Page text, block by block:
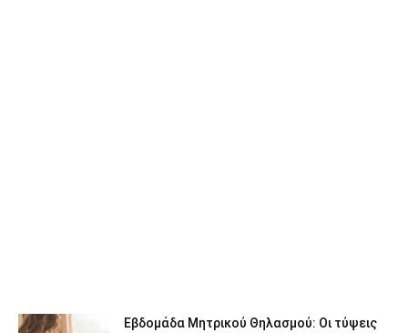
Εβδομάδα Μητρικού Θηλασμού: Οι τύψεις